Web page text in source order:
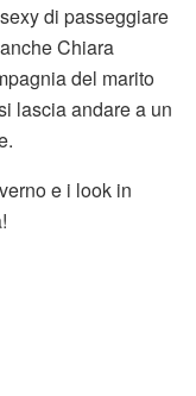
di passeggiare
Chiara
del marito
lascia andare a un
e i look in